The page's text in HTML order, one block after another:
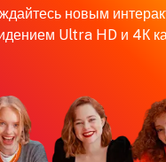
новым
Ultra HD и 4К